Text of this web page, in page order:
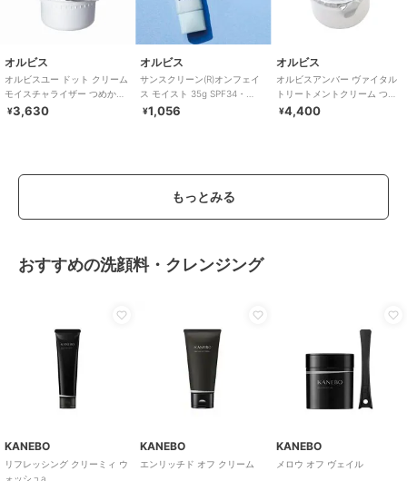
オルビス
オルビスユー ドット クリーム
モイスチャライザー つめかえ
用 医薬部外品
¥3,630
オルビス
サンスクリーン(R)オンフェイ
ス モイスト 35g SPF34・
PA+++（顔用日焼け止め）
¥1,056
オルビス
オルビスアンバー ヴァイタル
トリートメントクリーム つめ
¥4,400
もっとみる
おすすめの洗顔料・クレンジング
KANEBO
リフレッシング クリーミィ ウ
ォッシュa
KANEBO
エンリッチド オフ クリーム
KANEBO
メロウ オフ ヴェイル